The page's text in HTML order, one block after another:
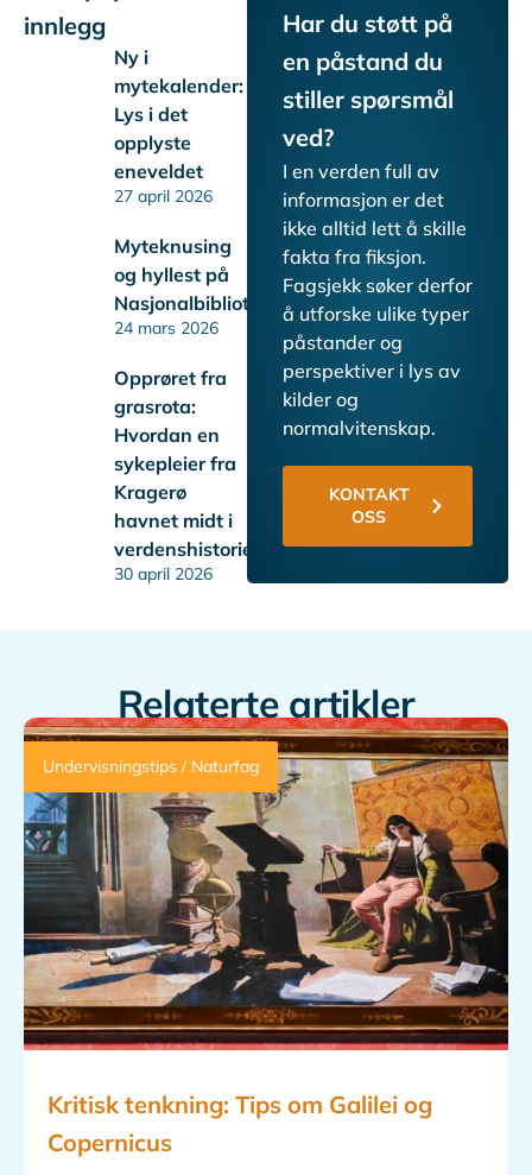
innlegg
Ny i
mytekalender:
Lys i det
opplyste
eneveldet
27 april 2026
Myteknusing
og hyllest på
Nasjonalbiblioteket
24 mars 2026
Opprøret fra
grasrota:
Hvordan en
sykepleier fra
Kragerø
havnet midt i
verdenshistorien
30 april 2026
Har du støtt på
en påstand du
stiller spørsmål
ved?
I en verden full av
informasjon er det
ikke alltid lett å skille
fakta fra fiksjon.
Fagsjekk søker derfor
å utforske ulike typer
påstander og
perspektiver i lys av
kilder og
normalvitenskap.
KONTAKT
OSS
Relaterte artikler
Undervisningstips / Naturfag
Kritisk tenkning: Tips om Galilei og
Copernicus